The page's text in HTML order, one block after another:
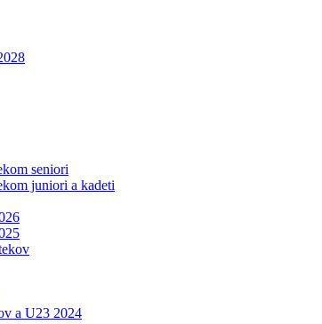
seniori
juniori a kadeti
a U23 2024